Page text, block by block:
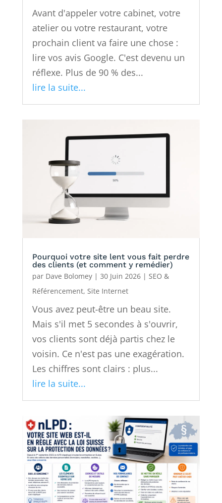
Avant d'appeler votre cabinet, votre
atelier ou votre restaurant, votre
prochain client va faire une chose :
lire vos avis Google. C'est devenu un
réflexe. Plus de 90 % des...
lire la suite...
Pourquoi votre site lent vous fait perdre
des clients (et comment y remédier)
par Dave Bolomey| 30 Juin 2026| SEO &
Référencement, Site Internet
Vous avez peut-être un beau site.
Mais s'il met 5 secondes à s'ouvrir,
vos clients sont déjà partis chez le
voisin. Ce n'est pas une exagération.
Les chiffres sont clairs : plus...
lire la suite...